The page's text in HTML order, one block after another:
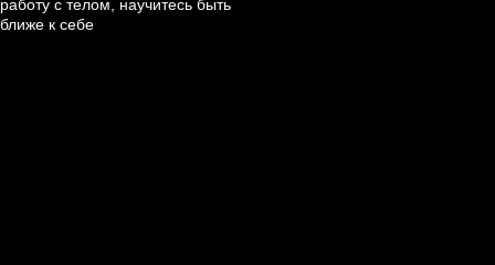
работу с телом, научитесь быть
ближе к себе